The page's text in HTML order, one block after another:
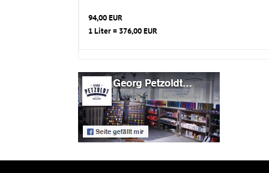
94,00 EUR
1 Liter = 376,00 EUR